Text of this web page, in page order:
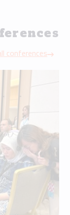
conferences